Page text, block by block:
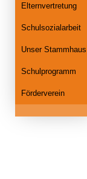
Elternvertretung
Schulsozialarbeit
Unser Stammhaus
Schulprogramm
Förderverein